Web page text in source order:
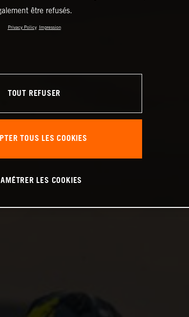
être refusés.
Privacy Policy Impression
TOUT REFUSER
TOUS LES COOKIES
LES COOKIES